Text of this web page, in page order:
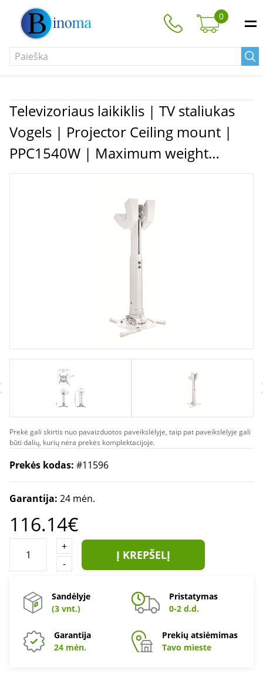
0
Televizoriaus laikiklis | TV staliukas
Vogels | Projector Ceiling mount |
PPC1540W | Maximum weight
(capacity) 15 kg | White
Prekė gali skirtis nuo pavaizduotos paveikslėlyje, taip pat paveikslėlyje gali
būti dalių, kurių nėra prekės komplektacijoje.
Prekės kodas: #11596
Garantija: 24 mėn.
116.14€
+
-
Į KREPŠELĮ
Sandėlyje
(3 vnt.)
Pristatymas
0-2 d.d.
Garantija
24 mėn.
Prekių atsiėmimas
Tavo mieste